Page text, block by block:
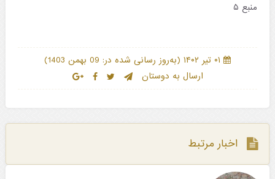
منبع ۵
۰۱ تیر ۱۴۰۲ (به‌روز رسانی شده در: 09 بهمن 1403
)
ارسال به دوستان
اخبار مرتبط